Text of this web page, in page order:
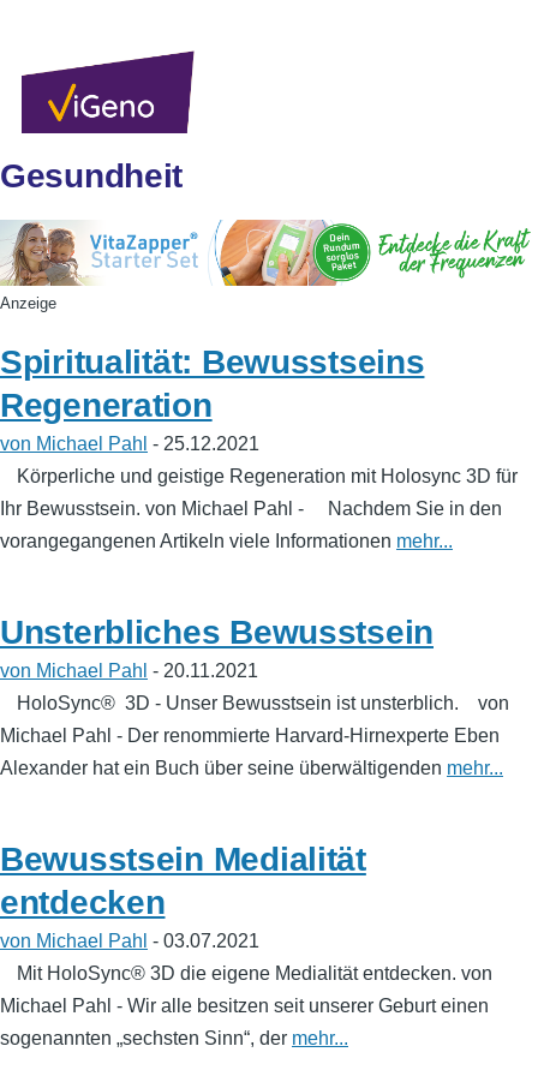
Gesundheit
Anzeige
Spiritualität: Bewusstseins
Regeneration
von Michael Pahl - 25.12.2021
Körperliche und geistige Regeneration mit Holosync 3D für
Ihr Bewusstsein. von Michael Pahl - Nachdem Sie in den
vorangegangenen Artikeln viele Informationen mehr...
Unsterbliches Bewusstsein
von Michael Pahl - 20.11.2021
HoloSync® 3D - Unser Bewusstsein ist unsterblich. von
Michael Pahl - Der renommierte Harvard-Hirnexperte Eben
Alexander hat ein Buch über seine überwältigenden mehr...
Bewusstsein Medialität
entdecken
von Michael Pahl - 03.07.2021
Mit HoloSync® 3D die eigene Medialität entdecken. von
Michael Pahl - Wir alle besitzen seit unserer Geburt einen
sogenannten „sechsten Sinn“, der mehr...